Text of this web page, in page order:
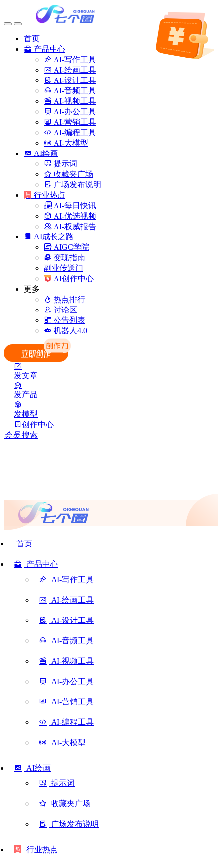
首页
产品中心
AI-写作工具
AI-绘画工具
AI-设计工具
AI-音频工具
AI-视频工具
AI-办公工具
AI-营销工具
AI-编程工具
AI-大模型
AI绘画
提示词
收藏夹广场
广场发布说明
行业热点
AI-每日快讯
AI-优选视频
AI-权威报告
AI成长之路
AIGC学院
变现指南
副业传送门
AI创作中心
更多
热点排行
讨论区
公告列表
机器人4.0
发文章
发产品
发模型
创作中心
会员 搜索
首页
产品中心
AI-写作工具
AI-绘画工具
AI-设计工具
AI-音频工具
AI-视频工具
AI-办公工具
AI-营销工具
AI-编程工具
AI-大模型
AI绘画
提示词
收藏夹广场
广场发布说明
行业热点